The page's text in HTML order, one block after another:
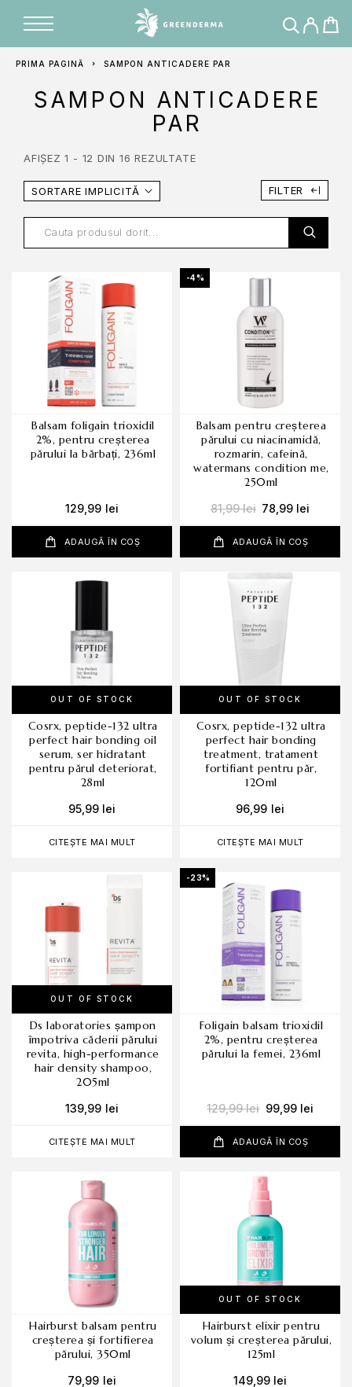
PRIMA PAGINĂ SAMPON ANTICADERE PAR
SAMPON ANTICADERE
PAR
AFIȘEZ 1 - 12 DIN 16 REZULTATE
SORTARE IMPLICITĂ FILTER
ADAUGĂ ÎN COȘ
balsam foligain trioxidil
2%, pentru creșterea
părului la bărbați, 236ml
129,99 lei
-4%
ADAUGĂ ÎN COȘ
balsam pentru creșterea
părului cu niacinamidă,
rozmarin, cafeină,
watermans condition me,
250ml
81,99lei 78,99 lei
OUT OF STOCK
CITEȘTE MAI MULT
cosrx, peptide-132 ultra
perfect hair bonding oil
serum, ser hidratant
pentru părul deteriorat,
28ml
95,99 lei
OUT OF STOCK
CITEȘTE MAI MULT
cosrx, peptide-132 ultra
perfect hair bonding
treatment, tratament
fortifiant pentru păr,
120ml
96,99 lei
OUT OF STOCK
CITEȘTE MAI MULT
ds laboratories șampon
împotriva căderii părului
revita, high-performance
hair density shampoo,
205ml
139,99 lei
-23%
ADAUGĂ ÎN COȘ
foligain balsam trioxidil
2%, pentru creșterea
părului la femei, 236ml
129,99lei 99,99 lei
hairburst balsam pentru
creșterea și fortifierea
părului, 350ml
79,99 lei
OUT OF STOCK
hairburst elixir pentru
volum și creșterea părului,
125ml
149,99 lei